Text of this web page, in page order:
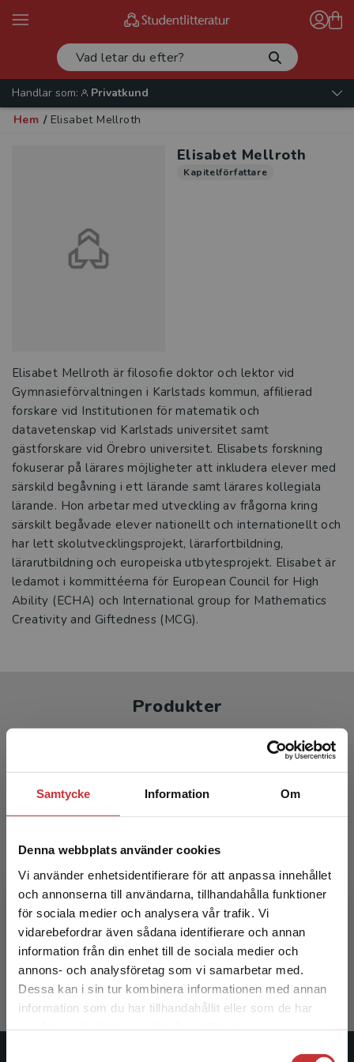
Samtycke Information Om
Denna webbplats använder cookies
Vi använder enhetsidentifierare för att anpassa innehållet
och annonserna till användarna, tillhandahålla funktioner
för sociala medier och analysera vår trafik. Vi
vidarebefordrar även sådana identifierare och annan
information från din enhet till de sociala medier och
annons- och analysföretag som vi samarbetar med.
Dessa kan i sin tur kombinera informationen med annan
information som du har tillhandahållit eller som de har
Begränsad fraktregion
Det verkar som att du besöker
studentlitteratur.se via en enhet utanför Sverige.
Vi erbjuder inte leveranser utanför Sverige. För
Handlar som:
Privatkund
Hem / Elisabet Mellroth
Elisabet Mellroth
Kapitelförfattare
Elisabet Mellroth är filosofie doktor och lektor vid
Gymnasieförvaltningen i Karlstads kommun, affilierad
forskare vid Institutionen för matematik och
datavetenskap vid Karlstads universitet samt
gästforskare vid Örebro universitet. Elisabets forskning
fokuserar på lärares möjligheter att inkludera elever med
särskild begåvning i ett lärande samt lärares kollegiala
lärande. Hon arbetar med utveckling av frågorna kring
särskilt begåvade elever nationellt och internationellt och
har lett skolutvecklingsprojekt, lärarfortbildning,
lärarutbildning och europeiska utbytesprojekt. Elisabet är
ledamot i kommittéerna för European Council for High
Ability (ECHA) och International group for Mathematics
Creativity and Giftedness (MCG).
Produkter
Särskild begåvning i praktik och forskning
Sims, Caroline m.fl. (red.)
338 krinkl. moms
Exkl. moms: 319 kr